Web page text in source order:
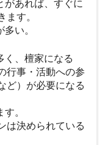
があれば、すぐに
ます。
い。
く、檀家になる
行事・活動への参
ど）が必要になる
。
は決められている